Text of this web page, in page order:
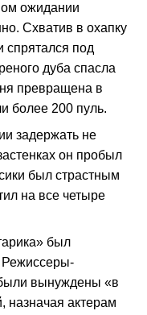
ожидании
Схватив в охапку
спрятался под
дуба спасла
превращена в
более 200 пуль.
задержать не
он пробыл
был страстным
на все четыре
был
Режиссеры-
вынуждены «в
назначая актерам